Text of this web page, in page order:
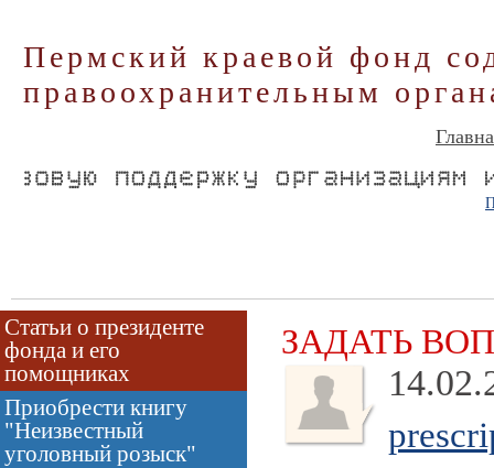
Пермский краевой фонд
правоохранительным
Статьи о президенте
фонда и его
помощниках
Приобрести книгу
"Неизвестный
уголовный розыск"
ЗАДАТЬ